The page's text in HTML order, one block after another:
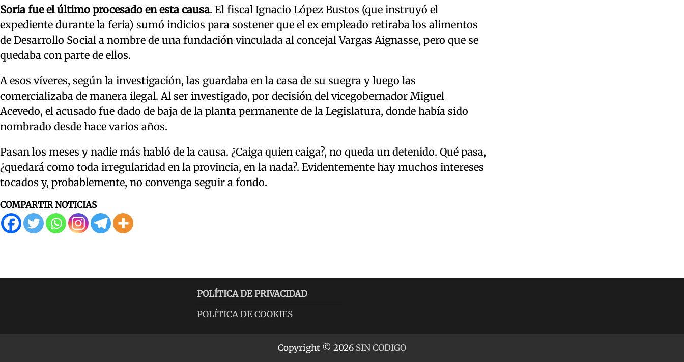
Soria fue el último procesado en esta causa. El fiscal Ignacio López Bustos (que instruyó el
expediente durante la feria) sumó indicios para sostener que el ex empleado retiraba los alimentos
de Desarrollo Social a nombre de una fundación vinculada al concejal Vargas Aignasse, pero que se
quedaba con parte de ellos.
A esos víveres, según la investigación, las guardaba en la casa de su suegra y luego las
comercializaba de manera ilegal. Al ser investigado, por decisión del vicegobernador Miguel
Acevedo, el acusado fue dado de baja de la planta permanente de la Legislatura, donde había sido
nombrado desde hace varios años.
Pasan los meses y nadie más habló de la causa. ¿Caiga quien caiga?, no queda un detenido. Qué pasa,
¿quedará como toda irregularidad en la provincia, en la nada?. Evidentemente hay muchos intereses
tocados y, probablemente, no convenga seguir a fondo.
COMPARTIR NOTICIAS
POLÍTICA DE PRIVACIDAD
POLÍTICA DE COOKIES
Copyright © 2026 SIN CODIGO